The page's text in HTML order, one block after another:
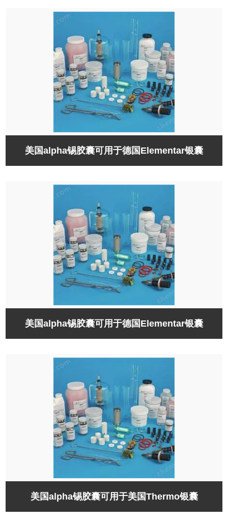
美国alpha锡胶囊可用于德国Elementar银囊
美国alpha锡胶囊可用于德国Elementar银囊
美国alpha锡胶囊可用于美国Thermo银囊